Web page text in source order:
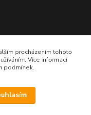
007
procházením tohoto
Více informací
podmínek.